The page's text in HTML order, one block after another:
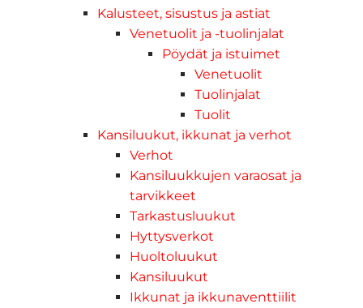
Kalusteet, sisustus ja astiat
Venetuolit ja -tuolinjalat
Pöydät ja istuimet
Venetuolit
Tuolinjalat
Tuolit
Kansiluukut, ikkunat ja verhot
Verhot
Kansiluukkujen varaosat ja
tarvikkeet
Tarkastusluukut
Hyttysverkot
Huoltoluukut
Kansiluukut
Ikkunat ja ikkunaventtiilit